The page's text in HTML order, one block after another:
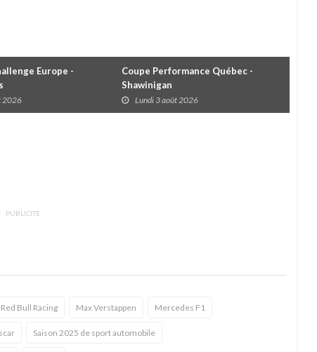
Europe -
2026
Coupe Performance Québec -
Shawinigan
Lundi 3 août 2026
PUBLICITÉ
Red Bull Racing Max Verstappen Mercedes F1
Saison 2025 de sport automobile